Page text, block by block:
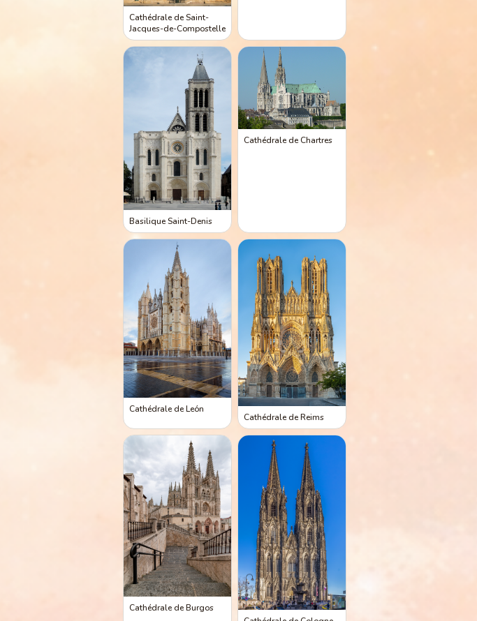
Cathédrale de Saint-
Jacques-de-Compostelle
Basilique Saint-Denis
Cathédrale de Chartres
Cathédrale de León
Cathédrale de Reims
Cathédrale de Burgos